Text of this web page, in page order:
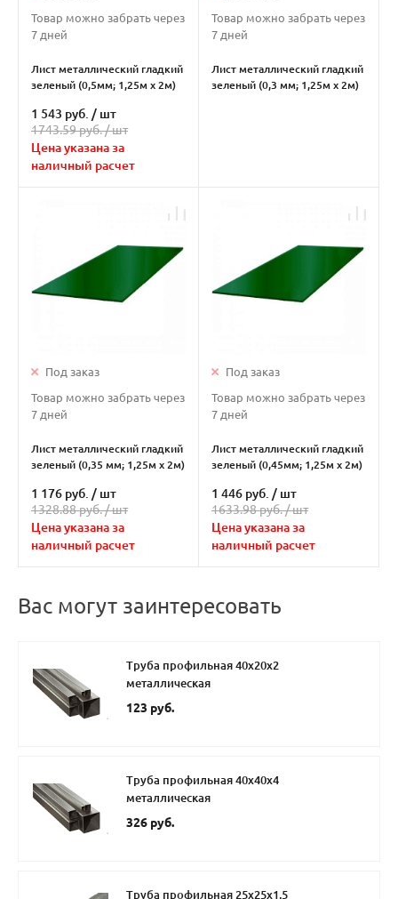
Товар можно забрать через
7 дней
Лист металлический гладкий
зеленый (0,5мм; 1,25м х 2м)
1 543 руб. / шт
1743.59 руб. /шт
Цена указана за
наличный расчет
Товар можно забрать через
7 дней
Лист металлический гладкий
зеленый (0,3 мм; 1,25м х 2м)
Под заказ
Товар можно забрать через
7 дней
Лист металлический гладкий
зеленый (0,35 мм; 1,25м х 2м)
1 176 руб. / шт
1328.88 руб. /шт
Цена указана за
наличный расчет
Под заказ
Товар можно забрать через
7 дней
Лист металлический гладкий
зеленый (0,45мм; 1,25м х 2м)
1 446 руб. / шт
1633.98 руб. /шт
Цена указана за
наличный расчет
Вас могут заинтересовать
Труба профильная 40х20х2
металлическая
123 руб.
Труба профильная 40х40х4
металлическая
326 руб.
Труба профильная 25х25х1,5